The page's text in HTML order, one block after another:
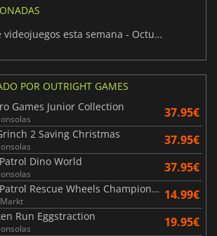
Lanzamientos de videojuegos esta semana - Octubre 2025 (Semana 41)
POR OUTRIGHT GAMES
Games Junior Collection
37.95€
2 Saving Christmas 37.95€
Dino World 37.95€
PAW Patrol Rescue Wheels Championship 14.99€
Run Eggstraction 19.95€